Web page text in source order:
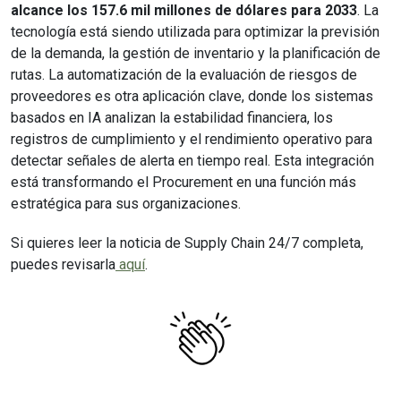
alcance los 157.6 mil millones de dólares para 2033. La
tecnología está siendo utilizada para optimizar la previsión
de la demanda, la gestión de inventario y la planificación de
rutas. La automatización de la evaluación de riesgos de
proveedores es otra aplicación clave, donde los sistemas
basados en IA analizan la estabilidad financiera, los
registros de cumplimiento y el rendimiento operativo para
detectar señales de alerta en tiempo real. Esta integración
está transformando el Procurement en una función más
estratégica para sus organizaciones.
Si quieres leer la noticia de Supply Chain 24/7 completa,
puedes revisarla aquí.